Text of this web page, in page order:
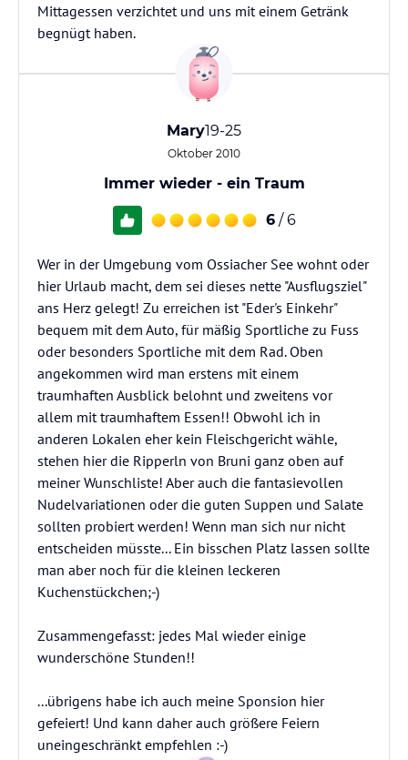
Mittagessen verzichtet und uns mit einem Getränk
begnügt haben.
Mary19-25
Oktober 2010
Immer wieder - ein Traum
6 / 6
Wer in der Umgebung vom Ossiacher See wohnt oder
hier Urlaub macht, dem sei dieses nette "Ausflugsziel"
ans Herz gelegt! Zu erreichen ist "Eder's Einkehr"
bequem mit dem Auto, für mäßig Sportliche zu Fuss
oder besonders Sportliche mit dem Rad. Oben
angekommen wird man erstens mit einem
traumhaften Ausblick belohnt und zweitens vor
allem mit traumhaftem Essen!! Obwohl ich in
anderen Lokalen eher kein Fleischgericht wähle,
stehen hier die Ripperln von Bruni ganz oben auf
meiner Wunschliste! Aber auch die fantasievollen
Nudelvariationen oder die guten Suppen und Salate
sollten probiert werden! Wenn man sich nur nicht
entscheiden müsste... Ein bisschen Platz lassen sollte
man aber noch für die kleinen leckeren
Kuchenstückchen;-)
Zusammengefasst: jedes Mal wieder einige
wunderschöne Stunden!!
...übrigens habe ich auch meine Sponsion hier
gefeiert! Und kann daher auch größere Feiern
uneingeschränkt empfehlen :-)